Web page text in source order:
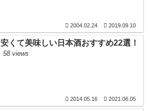
2004.02.24 2019.09.10
安くて美味しい日本酒おすすめ22選！
58 views
2014.05.16 2021.06.05